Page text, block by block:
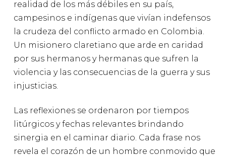
realidad de los más débiles en su país,
campesinos e indígenas que vivían indefensos
la crudeza del conflicto armado en Colombia.
Un misionero claretiano que arde en caridad
por sus hermanos y hermanas que sufren la
violencia y las consecuencias de la guerra y sus
injusticias.
Las reflexiones se ordenaron por tiempos
litúrgicos y fechas relevantes brindando
sinergia en el caminar diario. Cada frase nos
revela el corazón de un hombre conmovido que